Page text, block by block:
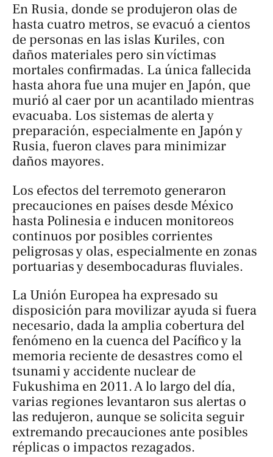
En Rusia, donde se produjeron olas de
hasta cuatro metros, se evacuó a cientos
de personas en las islas Kuriles, con
daños materiales pero sin víctimas
mortales confirmadas. La única fallecida
hasta ahora fue una mujer en Japón, que
murió al caer por un acantilado mientras
evacuaba. Los sistemas de alerta y
preparación, especialmente en Japón y
Rusia, fueron claves para minimizar
daños mayores.
Los efectos del terremoto generaron
precauciones en países desde México
hasta Polinesia e inducen monitoreos
continuos por posibles corrientes
peligrosas y olas, especialmente en zonas
portuarias y desembocaduras fluviales.
La Unión Europea ha expresado su
disposición para movilizar ayuda si fuera
necesario, dada la amplia cobertura del
fenómeno en la cuenca del Pacífico y la
memoria reciente de desastres como el
tsunami y accidente nuclear de
Fukushima en 2011. A lo largo del día,
varias regiones levantaron sus alertas o
las redujeron, aunque se solicita seguir
extremando precauciones ante posibles
réplicas o impactos rezagados.